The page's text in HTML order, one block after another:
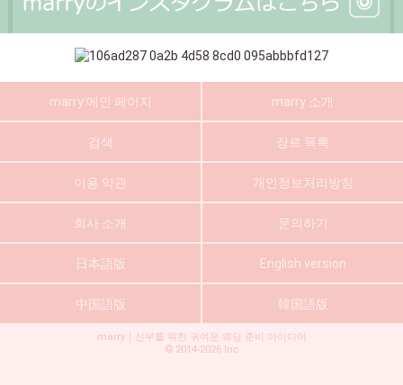
marry 메인 페이지 marry 소개
검색 장르 목록
이용 약관 개인정보처리방침
회사 소개 문의하기
日本語版 English version
中国語版 韓国語版
marry｜신부를 위한 귀여운 웨딩 준비 아이디어
© 2014-2026 Inc